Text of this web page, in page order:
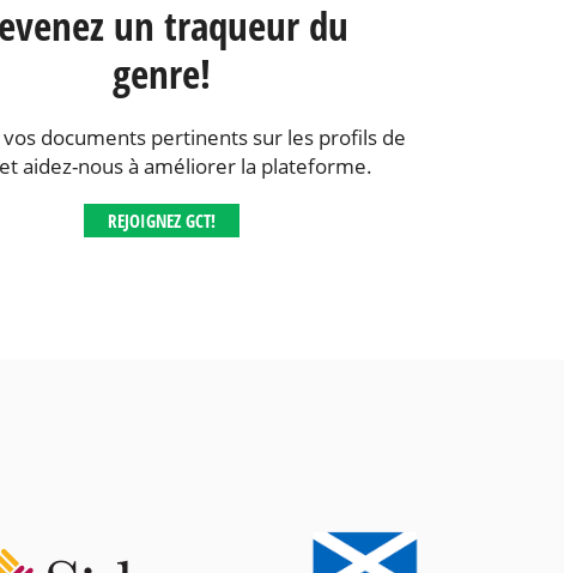
un traqueur du
genre!
vos documents pertinents sur les profils de
aidez-nous à améliorer la plateforme.
REJOIGNEZ GCT!